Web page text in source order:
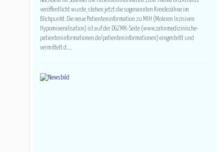
veröffentlicht wurde, stehen jetzt die sogenannten Kreidezähne im
Blickpunkt. Die neue Patienteninformation zu MIH (Molaren Inzisiven
Hypomineralisation) ist auf der DGZMK-Seite (www.zahnmedizinische-
patienteninformationen.de/patienteninformationen) eingestellt und
vermittelt d.....